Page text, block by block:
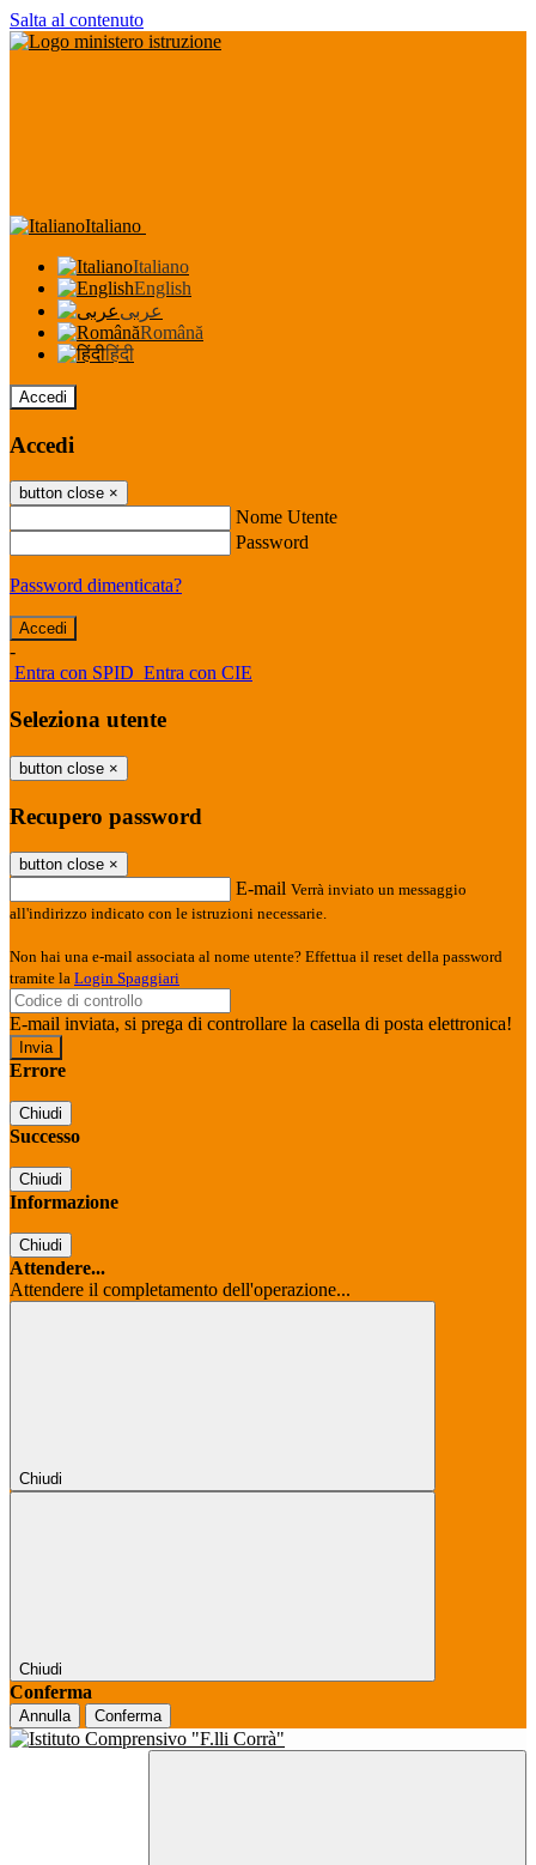
Salta al contenuto
Italiano
Italiano
English
عربى
Română
हिंदी
Accedi
Accedi
button close ×
Nome Utente
Password
Password dimenticata?
-
Entra con SPID Entra con CIE
Seleziona utente
button close ×
Recupero password
button close ×
E-mail Verrà inviato un messaggio
all'indirizzo indicato con le istruzioni necessarie.
Non hai una e-mail associata al nome utente? Effettua il reset della password
tramite la Login Spaggiari
E-mail inviata, si prega di controllare la casella di posta elettronica!
Errore
Chiudi
Successo
Chiudi
Informazione
Chiudi
Attendere...
Attendere il completamento dell'operazione...
Chiudi
Chiudi
Conferma
Annulla Conferma